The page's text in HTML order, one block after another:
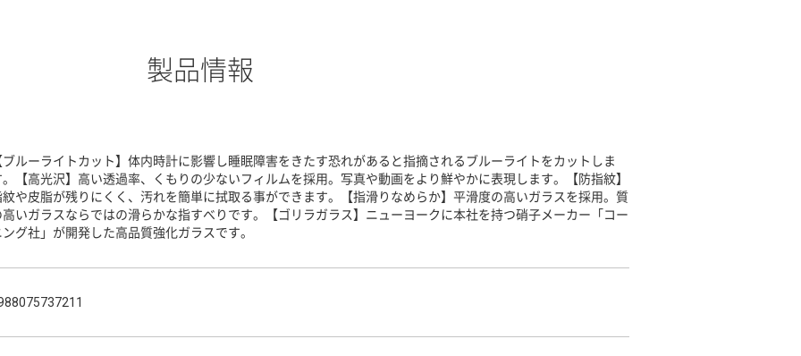
製品情報
ブルーライトカット】体内時計に影響し睡眠障害をきたす恐れがあると指摘されるブルーライトをカットしま
。【高光沢】高い透過率、くもりの少ないフィルムを採用。写真や動画をより鮮やかに表現します。【防指紋】
紋や皮脂が残りにくく、汚れを簡単に拭取る事ができます。【指滑りなめらか】平滑度の高いガラスを採用。質
高いガラスならではの滑らかな指すべりです。【ゴリラガラス】ニューヨークに本社を持つ硝子メーカー「コー
ング社」が開発した高品質強化ガラスです。